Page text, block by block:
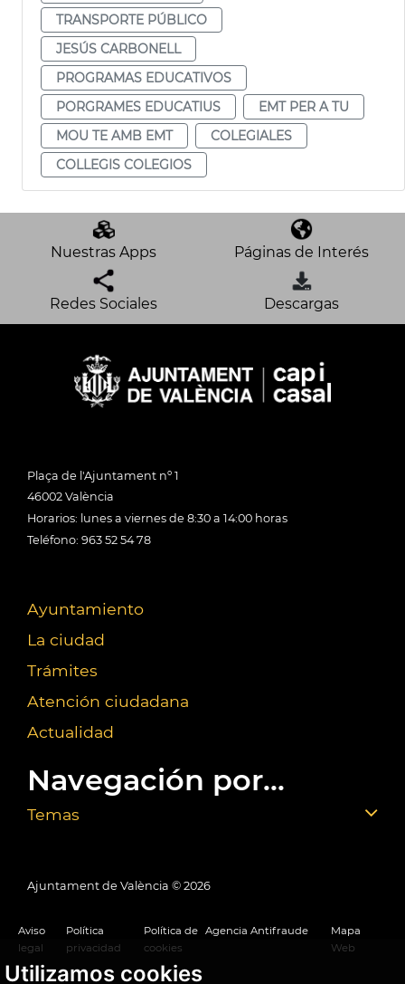
Utilizamos cookies
TRANSPORTE PÚBLICO
JESÚS CARBONELL
PROGRAMAS EDUCATIVOS
PORGRAMES EDUCATIUS
EMT PER A TU
MOU TE AMB EMT
COLEGIALES
COLLEGIS COLEGIOS
Nuestras Apps Páginas de Interés
Redes Sociales Descargas
Plaça de l'Ajuntament nº 1
46002 València
Horarios: lunes a viernes de 8:30 a 14:00 horas
Teléfono: 963 52 54 78
Ayuntamiento
La ciudad
Trámites
Atención ciudadana
Actualidad
Navegación por...
Temas
Ajuntament de València © 2026
Aviso
legal
Política
privacidad
Política de
cookies
Agencia Antifraude
Mapa
Web